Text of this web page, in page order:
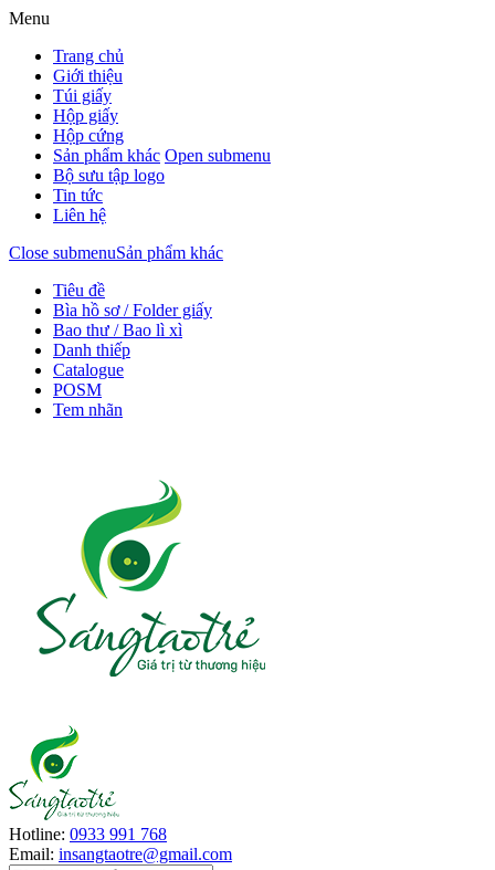
Menu
Trang chủ
Giới thiệu
Túi giấy
Hộp giấy
Hộp cứng
Sản phẩm khác Open submenu
Bộ sưu tập logo
Tin tức
Liên hệ
Close submenuSản phẩm khác
Tiêu đề
Bìa hồ sơ / Folder giấy
Bao thư / Bao lì xì
Danh thiếp
Catalogue
POSM
Tem nhãn
Hotline: 0933 991 768
Email: insangtaotre@gmail.com